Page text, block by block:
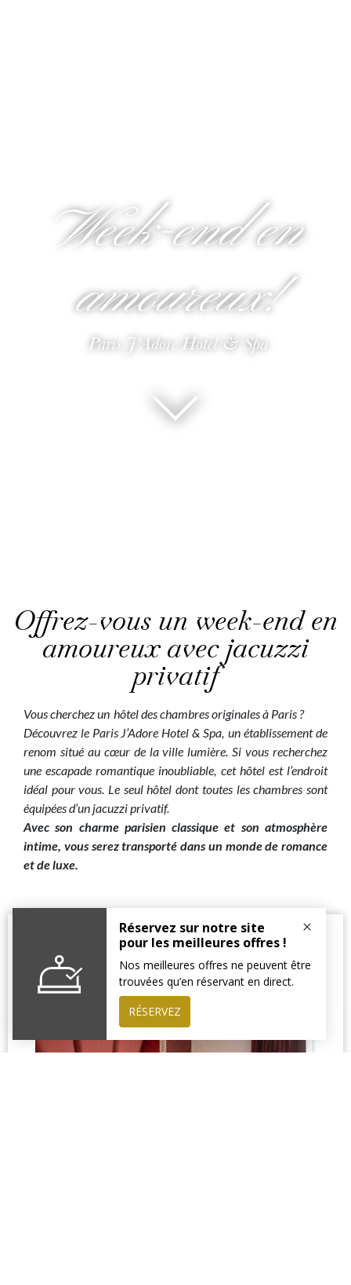
Week-end en
amoureux!
Paris J’Adore Hotel & Spa
Offrez-vous un week-end en
amoureux avec jacuzzi
privatif
Vous cherchez un hôtel des chambres originales à Paris ?
Découvrez le Paris J’Adore Hotel & Spa, un établissement de
renom situé au cœur de la ville lumière. Si vous recherchez
une escapade romantique inoubliable, cet hôtel est l’endroit
idéal pour vous. Le seul hôtel dont toutes les chambres sont
équipées d’un jacuzzi privatif.
Avec son charme parisien classique et son atmosphère
intime, vous serez transporté dans un monde de romance
et de luxe.